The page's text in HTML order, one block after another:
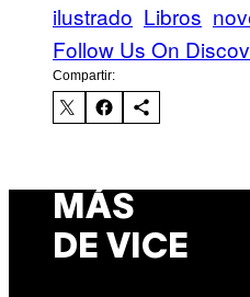
ilustrado Libros
Follow Us On
Compartir:
MÁS
DE VICE